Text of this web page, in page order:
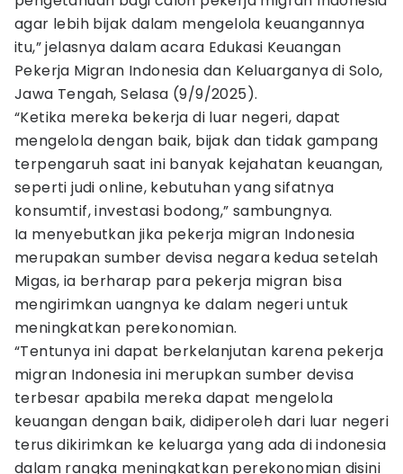
agar lebih bijak dalam mengelola keuangannya
itu,” jelasnya dalam acara Edukasi Keuangan
Pekerja Migran Indonesia dan Keluarganya di Solo,
Jawa Tengah, Selasa (9/9/2025).
“Ketika mereka bekerja di luar negeri, dapat
mengelola dengan baik, bijak dan tidak gampang
terpengaruh saat ini banyak kejahatan keuangan,
seperti judi online, kebutuhan yang sifatnya
konsumtif, investasi bodong,” sambungnya.
Ia menyebutkan jika pekerja migran Indonesia
merupakan sumber devisa negara kedua setelah
Migas, ia berharap para pekerja migran bisa
mengirimkan uangnya ke dalam negeri untuk
meningkatkan perekonomian.
“Tentunya ini dapat berkelanjutan karena pekerja
migran Indonesia ini merupkan sumber devisa
terbesar apabila mereka dapat mengelola
keuangan dengan baik, didiperoleh dari luar negeri
terus dikirimkan ke keluarga yang ada di indonesia
dalam rangka meningkatkan perekonomian disini